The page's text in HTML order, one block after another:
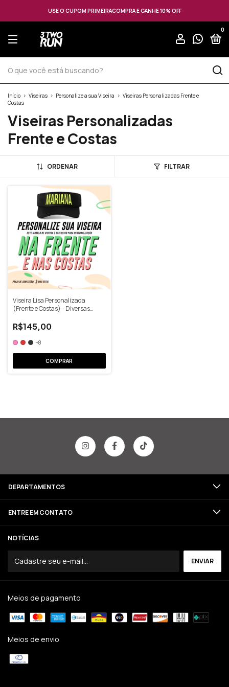
USE O CUPOM PRIMEIRACOMPRA E GANHE 10% OFF
0
Início > Viseiras > Personalize a sua Viseira > Viseiras Personalizadas Frente e
Costas
Viseiras Personalizadas
Frente e Costas
ORDENAR FILTRAR
Viseira Lisa Personalizada
(Frente e Costas) - Diversas
R$145,00
+8
COMPRAR
DEPARTAMENTOS
ENTRE EM CONTATO
NOTÍCIAS
Meios de pagamento
Meios de envio